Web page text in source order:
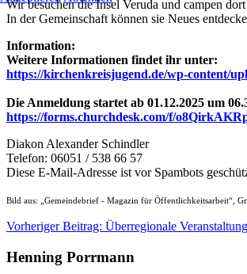
Wir besuchen die Insel Veruda und campen
In der Gemeinschaft können sie Neues
Information:
Weitere Informationen findet ihr unter:
https://kirchenkreisjugend.de/wp-content/
Die Anmeldung startet ab 01.12.2025 um
https://forms.churchdesk.com/f/
Diakon Alexander Schindler
Telefon: 06051 / 538 66 57
Diese E-Mail-Adresse ist vor Spambots
Bild aus: „Gemeindebrief - Magazin für Öffentlichkeitsarbeit“,
Vorheriger Beitrag: Überregionale
Henning Porrmann